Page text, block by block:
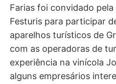
Farias foi convidado
Festuris para participar
aparelhos turísticos de
com as operadoras de
experiência na vinícola
alguns empresários